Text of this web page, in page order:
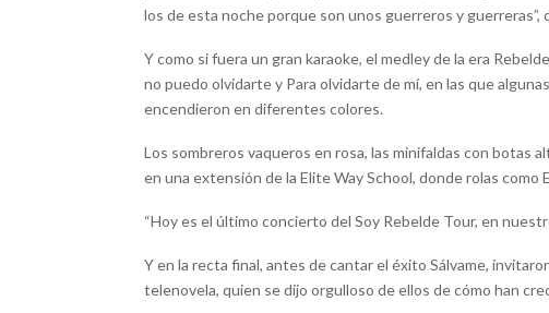
los de esta noche porque son unos guerreros y guerreras”,
Y como si fuera un gran karaoke, el medley de la era
no puedo olvidarte y Para olvidarte de mí, en las que
encendieron en diferentes colores.
Los sombreros vaqueros en rosa, las minifaldas con botas
en una extensión de la Elite Way School, donde rolas
“Hoy es el último concierto del Soy Rebelde Tour, en
Y en la recta final, antes de cantar el éxito Sálvame,
telenovela, quien se dijo orgulloso de ellos de cómo han